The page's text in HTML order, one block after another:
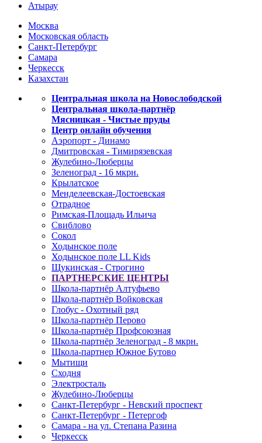
Атырау
Москва
Московская область
Санкт-Петербург
Самара
Черкесск
Казахстан
Центральная школа на Новослободской
Центральная школа-партнёр
Мясницкая - Чистые пруды
Центр онлайн обучения
Аэропорт - Динамо
Дмитровская - Тимирязевская
Жулебино-Люберцы
Зеленоград - 16 мкрн.
Крылатское
Менделеевская-Достоевская
Отрадное
Римская-Площадь Ильича
Свиблово
Сокол
Ходынское поле
Ходынское поле LL Kids
Щукинская - Строгино
ПАРТНЕРСКИЕ ЦЕНТРЫ
Школа-партнёр Алтуфьево
Школа-партнёр Войковская
Глобус - Охотный ряд
Школа-партнёр Перово
Школа-партнёр Профсоюзная
Школа-партнёр Зеленоград - 8 мкрн.
Школа-партнер Южное Бутово
Мытищи
Сходня
Электросталь
Жулебино-Люберцы
Санкт-Петербург - Невский проспект
Санкт-Петербург - Петергоф
Самара - на ул. Степана Разина
Черкесск